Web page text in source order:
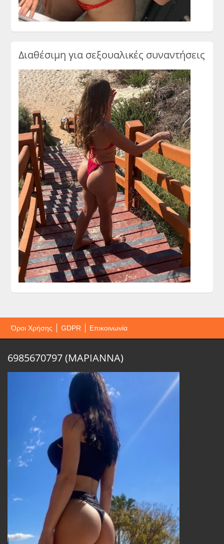
Διαθέσιμη για σεξουαλικές συναντήσεις
Όροι Χρήσης GDPR Επικοινωνία
6985670797 (ΜΑΡΙΑΝΝΑ)